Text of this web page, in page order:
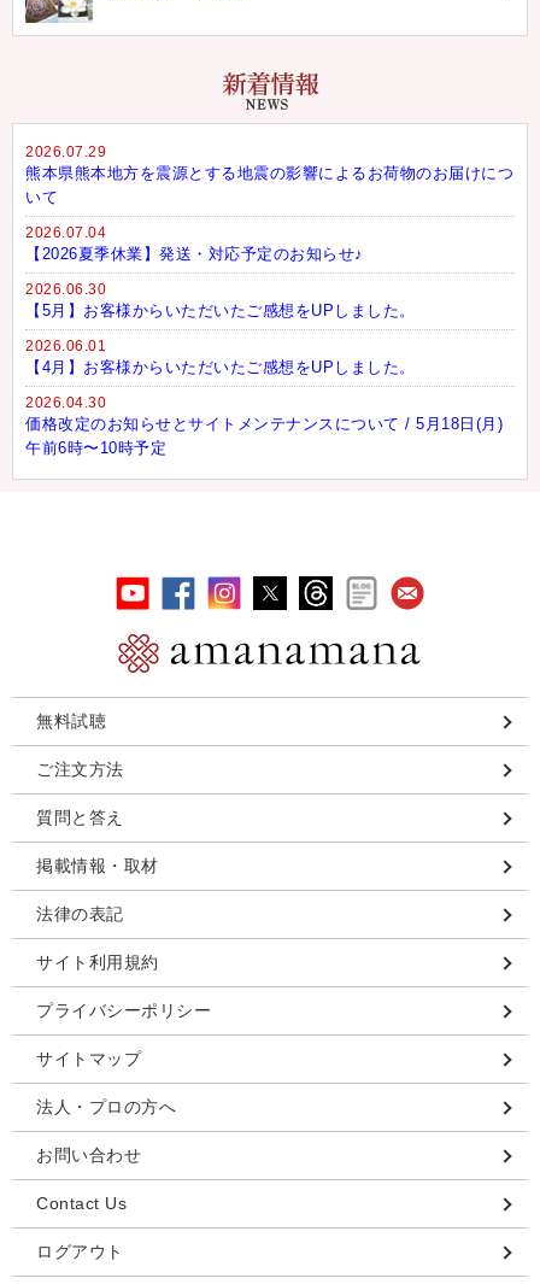
2026.07.29
熊本県熊本地方を震源とする地震の影響によるお荷物のお届けにつ
いて
2026.07.04
【2026夏季休業】発送・対応予定のお知らせ♪
2026.06.30
【5月】お客様からいただいたご感想をUPしました。
2026.06.01
【4月】お客様からいただいたご感想をUPしました。
2026.04.30
価格改定のお知らせとサイトメンテナンスについて / 5月18日(月)
午前6時〜10時予定
無料試聴
ご注文方法
質問と答え
掲載情報・取材
法律の表記
サイト利用規約
プライバシーポリシー
サイトマップ
法人・プロの方へ
お問い合わせ
Contact Us
ログアウト